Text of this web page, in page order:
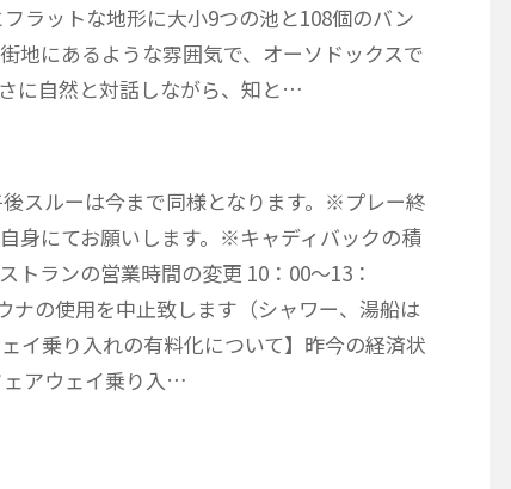
ラットな地形に大小9つの池と108個のバン
地にあるような雰囲気で、オーソドックスで
に自然と対話しながら、知と…
スルーは今まで同様となります。※プレー終
身にてお願いします。※キャディバックの積
ランの営業時間の変更 10：00～13：
ナの使用を中止致します（シャワー、湯船は
イ乗り入れの有料化について】昨今の経済状
ェアウェイ乗り入…